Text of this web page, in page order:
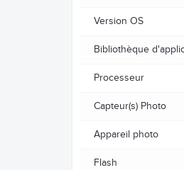
Version OS
Bibliothèque
Processeur
Capteur(s) Photo
Appareil photo
Flash